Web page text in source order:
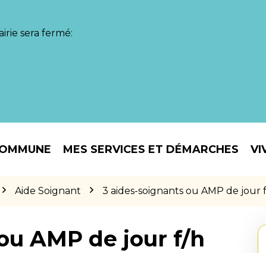
sera fermé:
MES SERVICES ET DÉMARCHES
Aide Soignant 3 aides-soignants ou AMP de
AMP de jour f/h